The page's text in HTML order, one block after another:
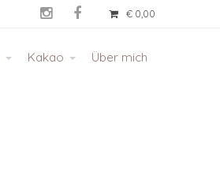
€ 0,00
 
Kakao Über mich